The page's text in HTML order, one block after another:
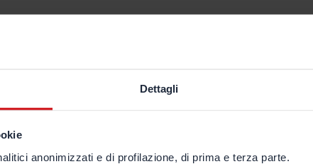
Dettagli
anonimizzati e di profilazione, di prima e terza parte.